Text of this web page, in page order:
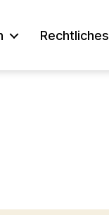
Rechtliches